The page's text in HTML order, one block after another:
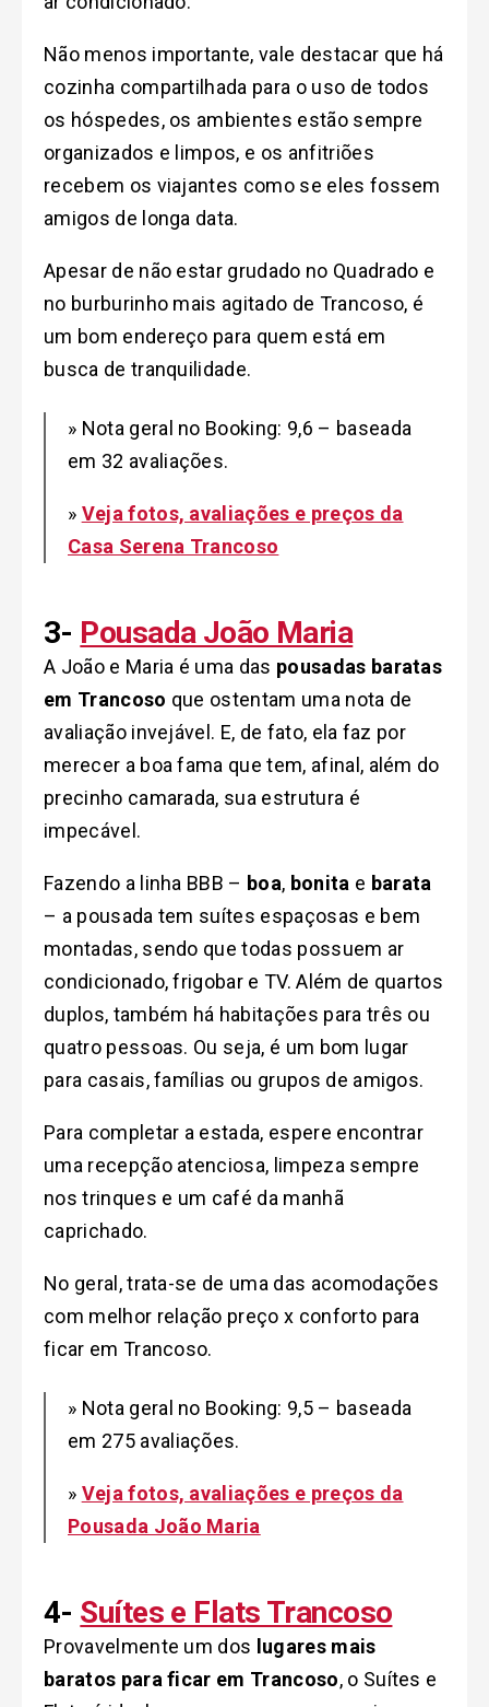
Não menos importante, vale destacar que há
cozinha compartilhada para o uso de todos
os hóspedes, os ambientes estão sempre
organizados e limpos, e os anfitriões
recebem os viajantes como se eles fossem
amigos de longa data.
Apesar de não estar grudado no Quadrado e
no burburinho mais agitado de Trancoso, é
um bom endereço para quem está em
busca de tranquilidade.
» Nota geral no Booking: 9,6 – baseada
em 32 avaliações.
» Veja fotos, avaliações e preços da
Casa Serena Trancoso
3- Pousada João Maria
A João e Maria é uma das pousadas baratas
em Trancoso que ostentam uma nota de
avaliação invejável. E, de fato, ela faz por
merecer a boa fama que tem, afinal, além do
precinho camarada, sua estrutura é
impecável.
Fazendo a linha BBB – boa, bonita e barata
– a pousada tem suítes espaçosas e bem
montadas, sendo que todas possuem ar
condicionado, frigobar e TV. Além de quartos
duplos, também há habitações para três ou
quatro pessoas. Ou seja, é um bom lugar
para casais, famílias ou grupos de amigos.
Para completar a estada, espere encontrar
uma recepção atenciosa, limpeza sempre
nos trinques e um café da manhã
caprichado.
No geral, trata-se de uma das acomodações
com melhor relação preço x conforto para
ficar em Trancoso.
» Nota geral no Booking: 9,5 – baseada
em 275 avaliações.
» Veja fotos, avaliações e preços da
Pousada João Maria
4- Suítes e Flats Trancoso
Provavelmente um dos lugares mais
baratos para ficar em Trancoso, o Suítes e